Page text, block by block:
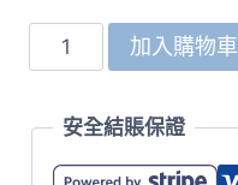
1902
7.0oz
身
加入購物車
安全結賬保證